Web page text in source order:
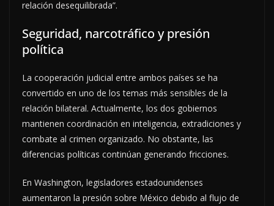
relación desequilibrada”.
Seguridad, narcotráfico y presión
política
La cooperación judicial entre ambos países se ha
convertido en uno de los temas más sensibles de la
relación bilateral. Actualmente, los dos gobiernos
mantienen coordinación en inteligencia, extradiciones y
combate al crimen organizado. No obstante, las
diferencias políticas continúan generando fricciones.
En Washington, legisladores estadounidenses
aumentaron la presión sobre México debido al flujo de